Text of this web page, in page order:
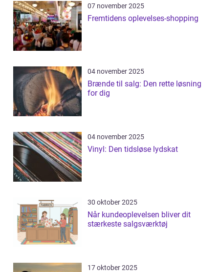
07 november 2025
Fremtidens oplevelses-shopping
04 november 2025
Brænde til salg: Den rette løsning
for dig
04 november 2025
Vinyl: Den tidsløse lydskat
30 oktober 2025
Når kundeoplevelsen bliver dit
stærkeste salgsværktøj
17 oktober 2025